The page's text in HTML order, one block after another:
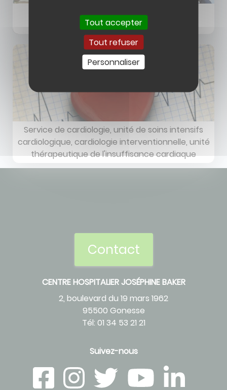
Service de Diabétologie - Endocrinologie
Service de cardiologie, unité de soins intensifs
cardiologique, cardiologie interventionnelle, unité
thérapeutique de l'insuffisance cardiaque
Contact
CENTRE HOSPITALIER JOSÉPHINE BAKER
2, boulevard du 19 mars 1962
95500 Gonesse
Tél: 01 34 53 21 21
Suivez-nous
Tout accepter
Tout refuser
Personnaliser